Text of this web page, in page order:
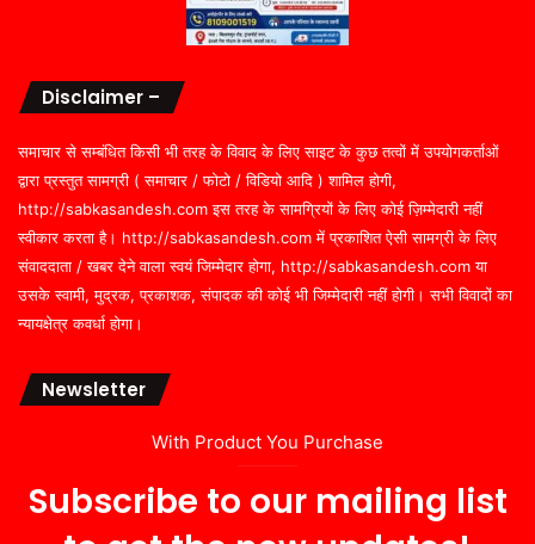
Disclaimer –
समाचार से सम्बंधित किसी भी तरह के विवाद के लिए साइट के कुछ तत्वों में उपयोगकर्ताओं
द्वारा प्रस्तुत सामग्री ( समाचार / फोटो / विडियो आदि ) शामिल होगी,
http://sabkasandesh.com इस तरह के सामग्रियों के लिए कोई ज़िम्मेदारी नहीं
स्वीकार करता है। http://sabkasandesh.com में प्रकाशित ऐसी सामग्री के लिए
संवाददाता / खबर देने वाला स्वयं जिम्मेदार होगा, http://sabkasandesh.com या
उसके स्वामी, मुद्रक, प्रकाशक, संपादक की कोई भी जिम्मेदारी नहीं होगी। सभी विवादों का
न्यायक्षेत्र कवर्धा होगा।
Newsletter
With Product You Purchase
Subscribe to our mailing list